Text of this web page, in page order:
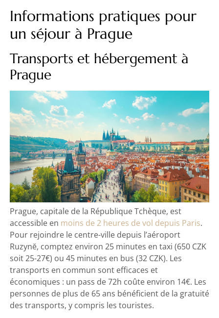
Informations pratiques pour
un séjour à Prague
Transports et hébergement à
Prague
Prague, capitale de la République Tchèque, est
accessible en moins de 2 heures de vol depuis Paris.
Pour rejoindre le centre-ville depuis l’aéroport
Ruzynĕ, comptez environ 25 minutes en taxi (650 CZK
soit 25-27€) ou 45 minutes en bus (32 CZK). Les
transports en commun sont efficaces et
économiques : un pass de 72h coûte environ 14€. Les
personnes de plus de 65 ans bénéficient de la gratuité
des transports, y compris les touristes.